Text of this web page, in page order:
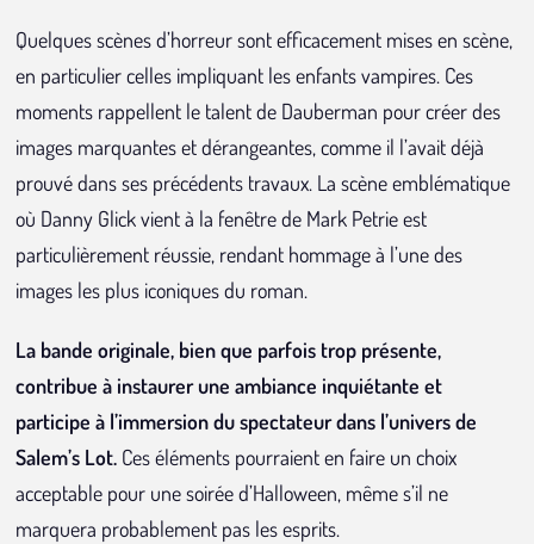
Quelques scènes d’horreur sont efficacement mises en scène,
en particulier celles impliquant les enfants vampires. Ces
moments rappellent le talent de Dauberman pour créer des
images marquantes et dérangeantes, comme il l’avait déjà
prouvé dans ses précédents travaux. La scène emblématique
où Danny Glick vient à la fenêtre de Mark Petrie est
particulièrement réussie, rendant hommage à l’une des
images les plus iconiques du roman.
La bande originale, bien que parfois trop présente,
contribue à instaurer une ambiance inquiétante et
participe à l’immersion du spectateur dans l’univers de
Salem’s Lot. Ces éléments pourraient en faire un choix
acceptable pour une soirée d’Halloween, même s’il ne
marquera probablement pas les esprits.